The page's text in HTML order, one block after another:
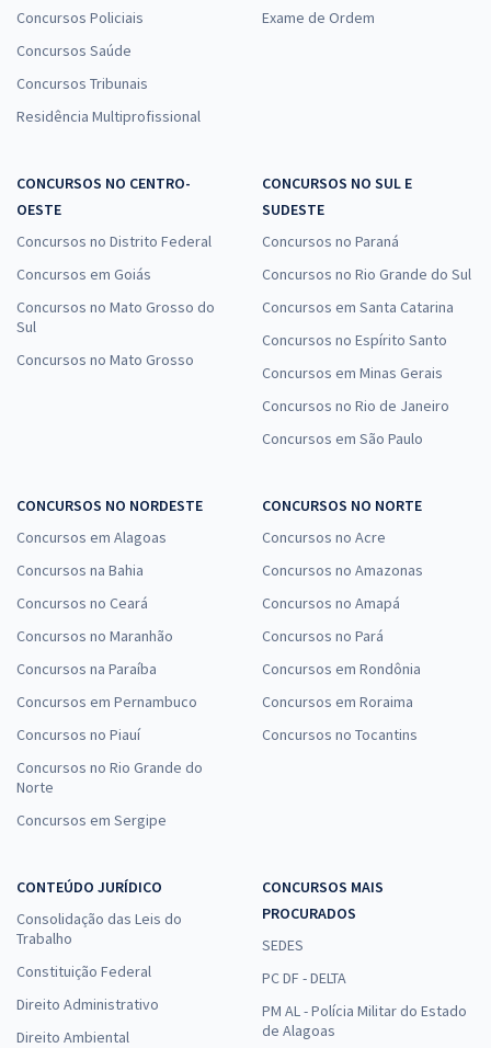
Concursos Policiais
Concursos Saúde
Concursos Tribunais
Residência Multiprofissional
Exame de Ordem
CONCURSOS NO CENTRO-
OESTE
Concursos no Distrito Federal
Concursos em Goiás
Concursos no Mato Grosso do
Sul
Concursos no Mato Grosso
CONCURSOS NO SUL E
SUDESTE
Concursos no Paraná
Concursos no Rio Grande do Sul
Concursos em Santa Catarina
Concursos no Espírito Santo
Concursos em Minas Gerais
Concursos no Rio de Janeiro
Concursos em São Paulo
CONCURSOS NO NORDESTE
Concursos em Alagoas
Concursos na Bahia
Concursos no Ceará
Concursos no Maranhão
Concursos na Paraíba
Concursos em Pernambuco
Concursos no Piauí
Concursos no Rio Grande do
Norte
Concursos em Sergipe
CONCURSOS NO NORTE
Concursos no Acre
Concursos no Amazonas
Concursos no Amapá
Concursos no Pará
Concursos em Rondônia
Concursos em Roraima
Concursos no Tocantins
CONTEÚDO JURÍDICO
Consolidação das Leis do
Trabalho
Constituição Federal
Direito Administrativo
Direito Ambiental
CONCURSOS MAIS
PROCURADOS
SEDES
PC DF - DELTA
PM AL - Polícia Militar do Estado
de Alagoas